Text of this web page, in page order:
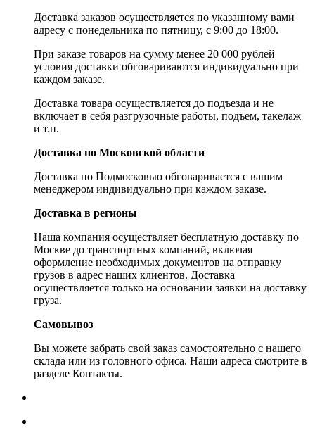
Доставка заказов осуществляется по указанному вами
адресу c понедельника по пятницу, с 9:00 до 18:00.
При заказе товаров на сумму менее 20 000 рублей
условия доставки обговариваются индивидуально при
каждом заказе.
Доставка товара осуществляется до подъезда и не
включает в себя разгрузочные работы, подъем, такелаж
и т.п.
Доставка по Московской области
Доставка по Подмосковью обговаривается с вашим
менеджером индивидуально при каждом заказе.
Доставка в регионы
Наша компания осуществляет бесплатную доставку по
Москве до транспортных компаний, включая
оформление необходимых документов на отправку
грузов в адрес наших клиентов. Доставка
осуществляется только на основании заявки на доставку
груза.
Самовывоз
Вы можете забрать свой заказ самостоятельно с нашего
склада или из головного офиса. Наши адреса смотрите в
разделе Контакты.